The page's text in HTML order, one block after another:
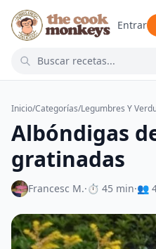
Entrar
Inicio/Categorías/Legumbres Y
Albóndigas
gratinadas
Francesc M.·⏱ 45 min·👥